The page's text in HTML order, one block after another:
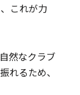
これが力
然なクラブ
れるため、